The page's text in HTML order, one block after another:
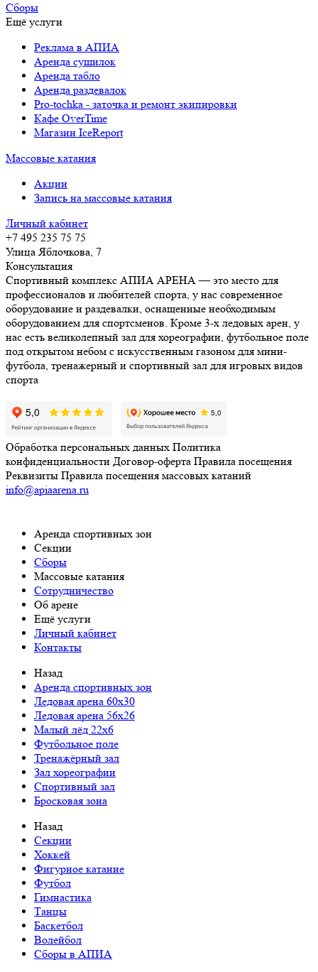
Сборы
Ещё услуги
Реклама в АПИА
Аренда сушилок
Аренда табло
Аренда раздевалок
Pro-tochka - заточка и ремонт экипировки
Кафе OverTime
Магазин IceReport
Массовые катания
Акции
Запись на массовые катания
Личный кабинет
+7 495 235 75 75
Улица Яблочкова, 7
Консультация
Спортивный комплекс АПИА АРЕНА — это место для
профессионалов и любителей спорта, у нас современное
оборудование и раздевалки, оснащенные необходимым
оборудованием для спортсменов. Кроме 3-х ледовых арен, у
нас есть великолепный зал для хореографии, футбольное поле
под открытом небом с искусственным газоном для мини-
футбола, тренажерный и спортивный зал для игровых видов
спорта
Обработка персональных данных Политика
конфиденциальности Договор-оферта Правила посещения
Реквизиты Правила посещения массовых катаний
info@apiaarena.ru
Аренда спортивных зон
Cекции
Сборы
Массовые катания
Сотрудничество
Об арене
Ещё услуги
Личный кабинет
Контакты
Назад
Аренда спортивных зон
Ледовая арена 60x30
Ледовая арена 56x26
Малый лёд 22x6
Футбольное поле
Тренажёрный зал
Зал хореографии
Спортивный зал
Бросковая зона
Назад
Cекции
Хоккей
Фигурное катание
Футбол
Гимнастика
Танцы
Баскетбол
Волейбол
Сборы в АПИА